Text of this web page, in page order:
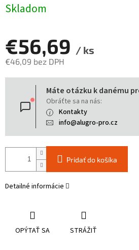
Skladom
€56,69 / ks
€46,09 bez DPH
Jednotková
Máte otázku k danému
Obráťte sa na nás:
Kontakty
info@alugro-pro.cz
Pridať do košíka
Detailné informácie
OPÝTAŤ SA STRÁŽIŤ